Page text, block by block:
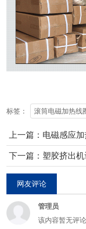
标签： 滚筒电磁加热线
上一篇：电磁感应加
下一篇：塑胶挤出
网友评论
管理员
该内容暂无评论